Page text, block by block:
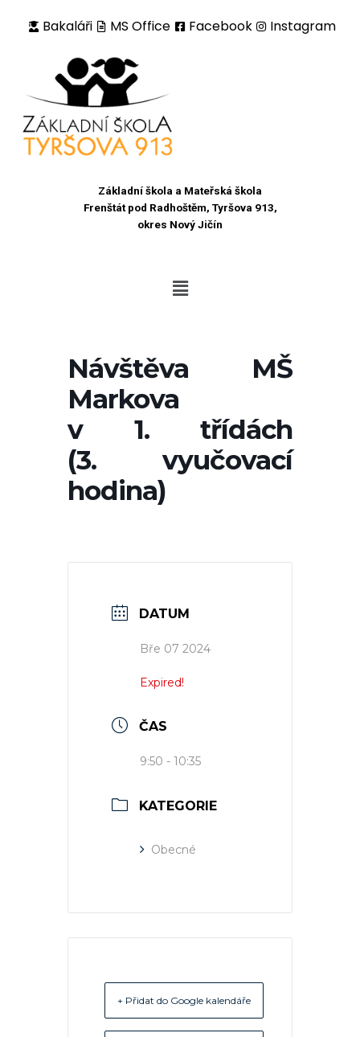
Bakaláři MS Office Facebook Instagram
Základní škola a Mateřská škola
Frenštát pod Radhoštěm, Tyršova 913,
okres Nový Jičín
Návštěva MŠ
Markova
v 1. třídách
(3. vyučovací
hodina)
DATUM
Bře 07 2024
Expired!
ČAS
9:50 - 10:35
KATEGORIE
Obecné
+ Přidat do Google kalendáře